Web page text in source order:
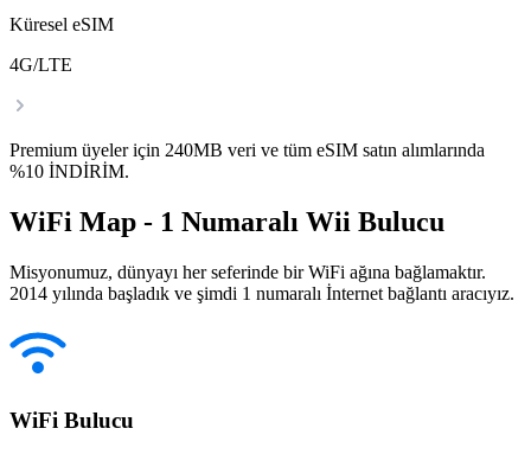
Küresel eSIM
4G/LTE
Premium üyeler için 240MB veri ve tüm eSIM satın alımlarında
%10 İNDİRİM.
WiFi Map - 1 Numaralı Wii Bulucu
Misyonumuz, dünyayı her seferinde bir WiFi ağına bağlamaktır.
2014 yılında başladık ve şimdi 1 numaralı İnternet bağlantı aracıyız.
WiFi Bulucu